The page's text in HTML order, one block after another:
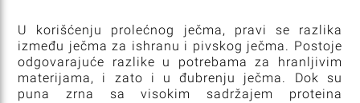
U korišćenju prolećnog ječma, pravi se razlika
između ječma za ishranu i pivskog ječma. Postoje
odgovarajuće razlike u potrebama za hranljivim
materijama, i zato i u đubrenju ječma. Dok su
puna zrna sa visokim sadržajem proteina